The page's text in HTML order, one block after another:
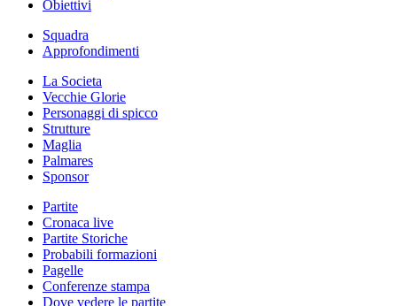
Obiettivi
Squadra
Approfondimenti
La Societa
Vecchie Glorie
Personaggi di spicco
Strutture
Maglia
Palmares
Sponsor
Partite
Cronaca live
Partite Storiche
Probabili formazioni
Pagelle
Conferenze stampa
Dove vedere le partite